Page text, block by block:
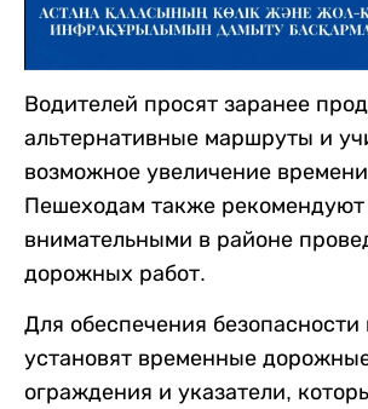
Водителей просят заранее
альтернативные маршруты и
возможное увеличение
Пешеходам также рекомендуют
внимательными в районе
дорожных работ.
Для обеспечения безопасности
установят временные
ограждения и указатели,